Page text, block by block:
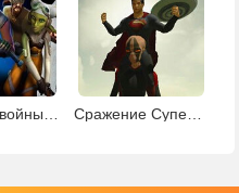
Сражение Супермена с инопланетянами